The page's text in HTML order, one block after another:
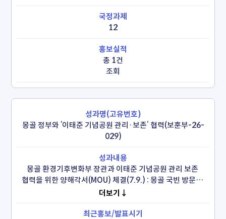
12
총 1건
조회
몽골 정부와 ‘이태준 기념공원 관리·보존’ 협력(보훈부-26-
029)
몽골 환경기후변화부 장관과 이태준 기념공원 관리 보존
협력을 위한 양해각서(MOU) 체결(7.9.) : 몽골 국빈 방문한
이재명 대통령 임석 하에 양국 간 보훈 동반자 관계 구축
더보기↓